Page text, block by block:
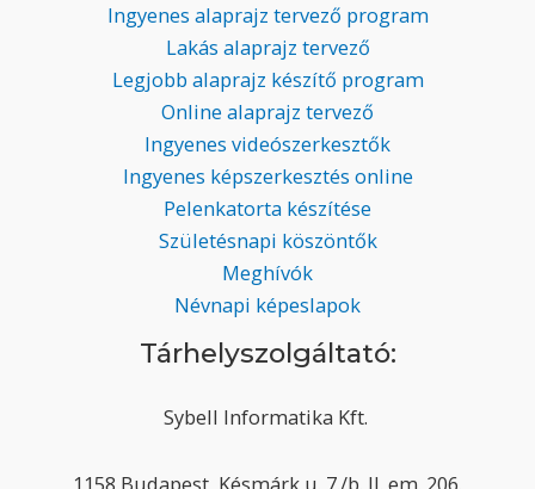
Ingyenes alaprajz tervező program
Lakás alaprajz tervező
Legjobb alaprajz készítő program
Online alaprajz tervező
Ingyenes videószerkesztők
Ingyenes képszerkesztés online
Pelenkatorta készítése
Születésnapi köszöntők
Meghívók
Névnapi képeslapok
Tárhelyszolgáltató:
Sybell Informatika Kft.
1158 Budapest, Késmárk u. 7./b. II. em. 206.